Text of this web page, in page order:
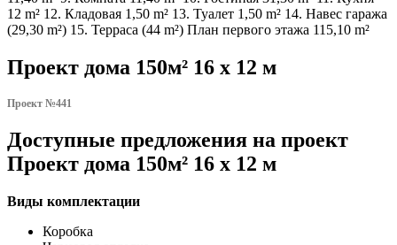
12 m² 12. Кладовая 1,50 m² 13. Туалет 1,50 m² 14. Навес гаража
(29,30 m²) 15. Терраса (44 m²) План первого этажа 115,10 m²
Проект дома 150м² 16 x 12 м
Проект №441
Доступные предложения на проект
Проект дома 150м² 16 x 12 м
Виды комплектации
Коробка